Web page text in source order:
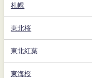
札幌
東北桜
東北紅葉
東海桜